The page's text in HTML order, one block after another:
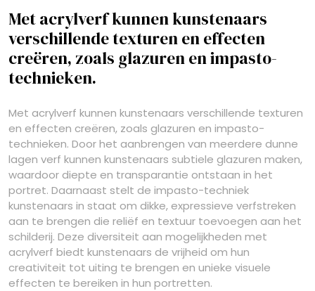
Met acrylverf kunnen kunstenaars
verschillende texturen en effecten
creëren, zoals glazuren en impasto-
technieken.
Met acrylverf kunnen kunstenaars verschillende texturen
en effecten creëren, zoals glazuren en impasto-
technieken. Door het aanbrengen van meerdere dunne
lagen verf kunnen kunstenaars subtiele glazuren maken,
waardoor diepte en transparantie ontstaan in het
portret. Daarnaast stelt de impasto-techniek
kunstenaars in staat om dikke, expressieve verfstreken
aan te brengen die reliëf en textuur toevoegen aan het
schilderij. Deze diversiteit aan mogelijkheden met
acrylverf biedt kunstenaars de vrijheid om hun
creativiteit tot uiting te brengen en unieke visuele
effecten te bereiken in hun portretten.